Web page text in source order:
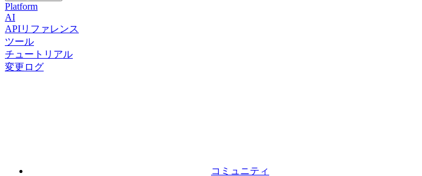
Platform
AI
APIリファレンス
ツール
チュートリアル
変更ログ
コミュニティ